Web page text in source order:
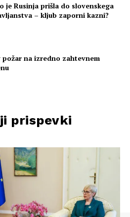
je Rusinja prišla do slovenskega
– kljub zaporni kazni?
požar na izredno zahtevnem
prispevki